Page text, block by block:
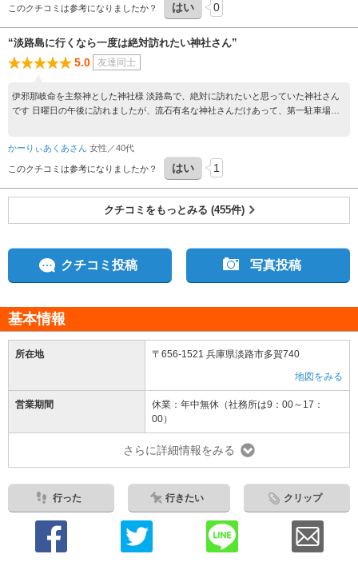
このクチコミは参考になりましたか？ はい 0
“淡路島に行くなら一度は絶対訪れたい神社さん”
5.0 友達同士
伊邪那岐命を主祭神とした神社様 淡路島で、絶対に訪れたいと思っていた神社さん
です 日曜日の午後に訪れましたが、流石有名な神社さんだけあって、第一駐車場は
きてとても嬉しかったです 御籤はわたしの強欲さを見抜かれてしまい、戒めのお言
葉を頂きました またぜひお参りに伺いたいです
かーりぃあくあさん 女性／40代
このクチコミは参考になりましたか？ はい 1
クチコミをもっとみる (455件)
クチコミ投稿 写真投稿
基本情報
所在地
〒656-1521 兵庫県淡路市多賀740
地図をみる
営業期間
休業：年中無休（社務所は9：00～17：
00）
さらに詳細情報をみる
行った 行きたい クリップ